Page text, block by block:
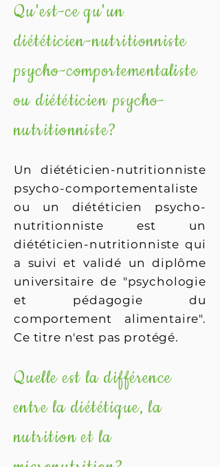
Qu'est-ce qu'un
diététicien-nutritionniste
psycho-comportementaliste
ou diététicien psycho-
nutritionniste?​
Un diététicien-nutritionniste
psycho-comportementaliste
ou un diététicien psycho-
nutritionniste est un
diététicien-nutritionniste qui
a suivi et validé un diplôme
universitaire de "psychologie
et pédagogie du
comportement alimentaire".
Ce titre n'est pas protégé.
Quelle est la différence
entre la diététique, la
nutrition et la